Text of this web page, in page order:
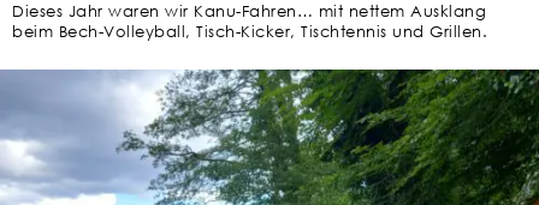
Dieses Jahr waren wir Kanu-Fahren… mit nettem Ausklang
beim Bech-Volleyball, Tisch-Kicker, Tischtennis und Grillen.